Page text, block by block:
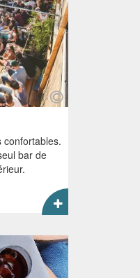
confortables.
bar de